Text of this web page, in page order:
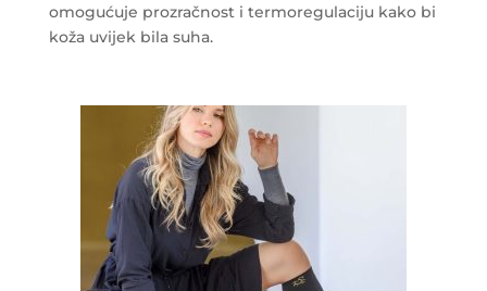
omogućuje prozračnost i termoregulaciju kako bi
koža uvijek bila suha.